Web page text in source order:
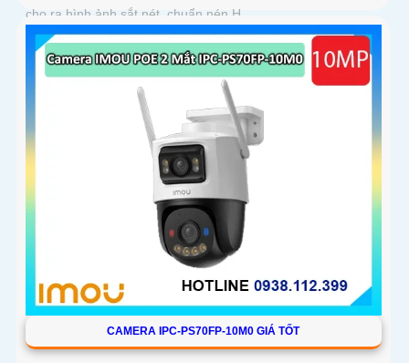
cho ra hình ảnh sắt nét, chuẩn nén H
CAMERA IPC-PS70FP-10M0 GIÁ TỐT